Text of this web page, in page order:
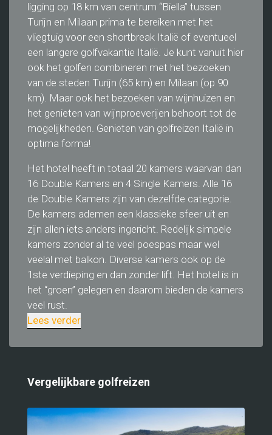
ligging op 18 km van centrum “Biella” tussen
Turijn en Milaan prima te bereiken met het
vliegtuig voor een shortbreak Italië of eventueel
een langere golfvakantie Italië. Je kunt vanuit hier
ook het golfen combineren met het bezoeken
van de steden Turijn (65 km) en Milaan (op 90
km). Maar ook het bezoeken van wijnhuizen en
het genieten van wijnproeverijen behoort tot de
mogelijkheden. Genieten van golfreizen Italië in
optima forma!
Het hotel heeft in totaal 20 kamers waarvan dan
16 Double Kamers en 4 Single Kamers. Alle 16
de Double Kamers zijn van dezelfde categorie.
De kamers ademen een klassieke sfeer uit en
zijn allen iets anders ingericht. Redelijk simpele
kamers zonder al te veel poespas maar wel
veelal met balkon. Diverse kamers ook op de
1ste verdieping en dan zonder lift. Het hotel is in
het “groen” gelegen en daarom bieden de kamers
veel rust.
Lees verder
Vergelijkbare golfreizen